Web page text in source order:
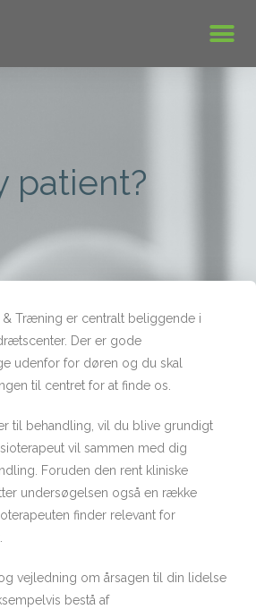
patient?
& Træning er centralt beliggende i
Der er gode
udenfor for døren og du skal
til centret for at finde os.
til behandling, vil du blive grundigt
vil sammen med dig
Foruden den rent kliniske
undersøgelsen også en række
finder relevant for
vejledning om årsagen til din lidelse
bestå af